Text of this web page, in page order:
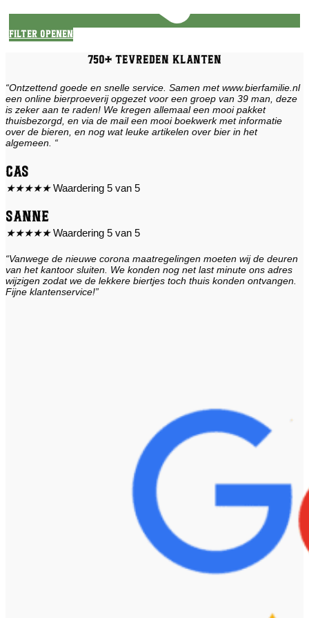
Filter openen
750+ tevreden klanten
“Ontzettend goede en snelle service. Samen met www.bierfamilie.nl
een online bierproeverij opgezet voor een groep van 39 man, deze
is zeker aan te raden! We kregen allemaal een mooi pakket
thuisbezorgd, en via de mail een mooi boekwerk met informatie
over de bieren, en nog wat leuke artikelen over bier in het
algemeen. “
Cas
★★★★★ Waardering 5 van 5
Sanne
★★★★★ Waardering 5 van 5
“Vanwege de nieuwe corona maatregelingen moeten wij de deuren
van het kantoor sluiten. We konden nog net last minute ons adres
wijzigen zodat we de lekkere biertjes toch thuis konden ontvangen.
Fijne klantenservice!”